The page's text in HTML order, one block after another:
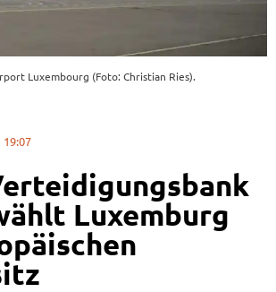
Luxembourg (Foto: Christian Ries).
19:07
Luxemburg